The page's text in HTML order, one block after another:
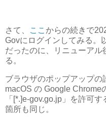
さて、 ここ からの続きで
Govにログインしてみる。
だったのに、リニューアル
る。
ブラウザのポップアップの
macOS の Google Chrome
「[*.]e-gov.go.jp」を許可
箇所も同じ。